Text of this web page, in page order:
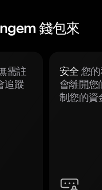
錢包來
需註
追蹤
安全 您
會離開您
制您的資